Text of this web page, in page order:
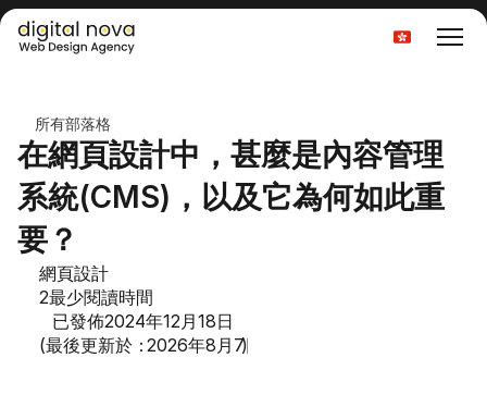
所有部落格
在網頁設計中，甚麼是內容管理
系統(CMS)，以及它為何如此重
要？
網頁設計
2最少閱讀時間
已發佈2024年12月18日
(最後更新於：2026年8月7日
)
Select Language